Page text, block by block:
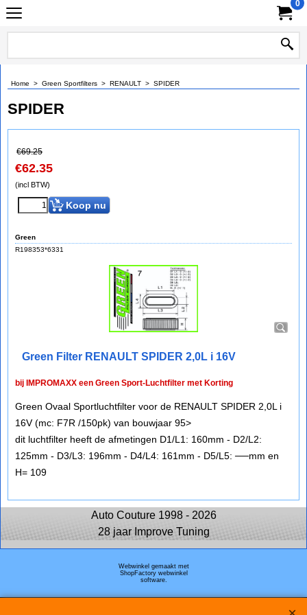
0
Home > Green Sportfilters > RENAULT > SPIDER
SPIDER
€69.25
€62.35
(incl BTW)
Koop nu
Green
R198353*6331
Green Filter RENAULT SPIDER 2,0L i 16V
bij IMPROMAXX een Green Sport-Luchtfilter met Korting
Green Ovaal Sportluchtfilter voor de RENAULT SPIDER 2,0L i
16V (mc: F7R /150pk) van bouwjaar 95>
dit luchtfilter heeft de afmetingen D1/L1: 160mm - D2/L2:
125mm - D3/L3: 196mm - D4/L4: 161mm - D5/L5: ──mm en
H= 109
Auto Couture 1998 - 2026
28 jaar Improve Tuning
Webwinkel gemaakt met
ShopFactory webwinkel
software.